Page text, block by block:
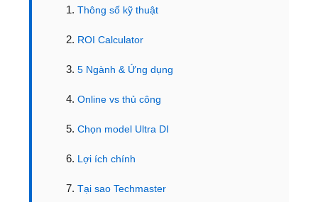
Thông số kỹ thuật
ROI Calculator
5 Ngành & Ứng dụng
Online vs thủ công
Chọn model Ultra DI
Lợi ích chính
Tại sao Techmaster